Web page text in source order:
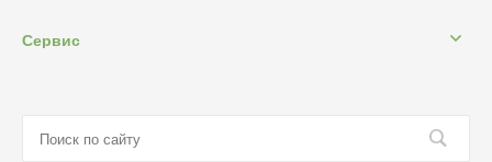
Сервис